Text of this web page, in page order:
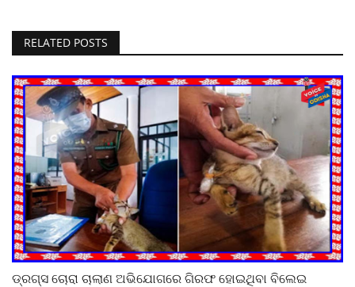
RELATED POSTS
ଡ୍ରଗ୍ସ ଚୋରା ଚାଲାଣ ଅଭିଯୋଗରେ ଗିରଫ ହୋଇଥିବା ବିଲେଇ